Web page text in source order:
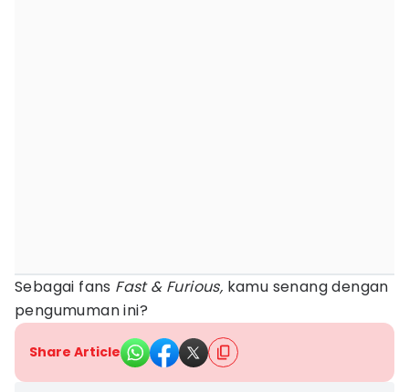
Sebagai fans Fast & Furious, kamu senang dengan
pengumuman ini?
Share Article